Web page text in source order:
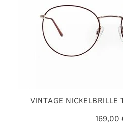
VINTAGE NICKELBRILLE
169,00